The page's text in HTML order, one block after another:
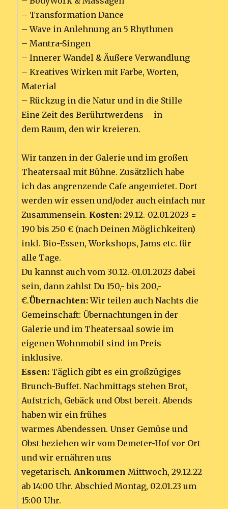
– Transformation Dance
– Wave in Anlehnung an 5 Rhythmen
– Mantra-Singen
– Innerer Wandel & Äußere Verwandlung
– Kreatives Wirken mit Farbe, Worten,
Material
– Rückzug in die Natur und in die Stille
Eine Zeit des Berührtwerdens – in
dem Raum, den wir kreieren.
Wir tanzen in der Galerie und im großen
Theatersaal mit Bühne. Zusätzlich habe
ich das angrenzende Cafe angemietet. Dort
werden wir essen und/oder auch einfach nur
Zusammensein. Kosten: 29.12.-02.01.2023 =
190 bis 250 € (nach Deinen Möglichkeiten)
inkl. Bio-Essen, Workshops, Jams etc. für
alle Tage.
Du kannst auch vom 30.12.-01.01.2023 dabei
sein, dann zahlst Du 150,- bis 200,-
€.Übernachten:Wir teilen auch Nachts die
Gemeinschaft: Übernachtungen in der
Galerie und im Theatersaal sowie im
eigenen Wohnmobil sind im Preis
inklusive.
Essen: Täglich gibt es ein großzügiges
Brunch-Buffet. Nachmittags stehen Brot,
Aufstrich, Gebäck und Obst bereit. Abends
haben wir ein frühes
warmes Abendessen. Unser Gemüse und
Obst beziehen wir vom Demeter-Hof vor Ort
und wir ernähren uns
vegetarisch.Ankommen Mittwoch, 29.12.22
ab 14:00 Uhr. Abschied Montag, 02.01.23 um
15:00 Uhr.